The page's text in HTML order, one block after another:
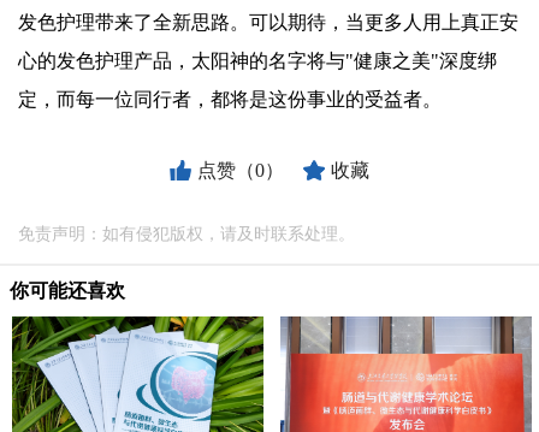
发色护理带来了全新思路。可以期待，当更多人用上真正安
心的发色护理产品，太阳神的名字将与"健康之美"深度绑
定，而每一位同行者，都将是这份事业的受益者。
点赞（0） 收藏
免责声明：如有侵犯版权，请及时联系处理。
你可能还喜欢